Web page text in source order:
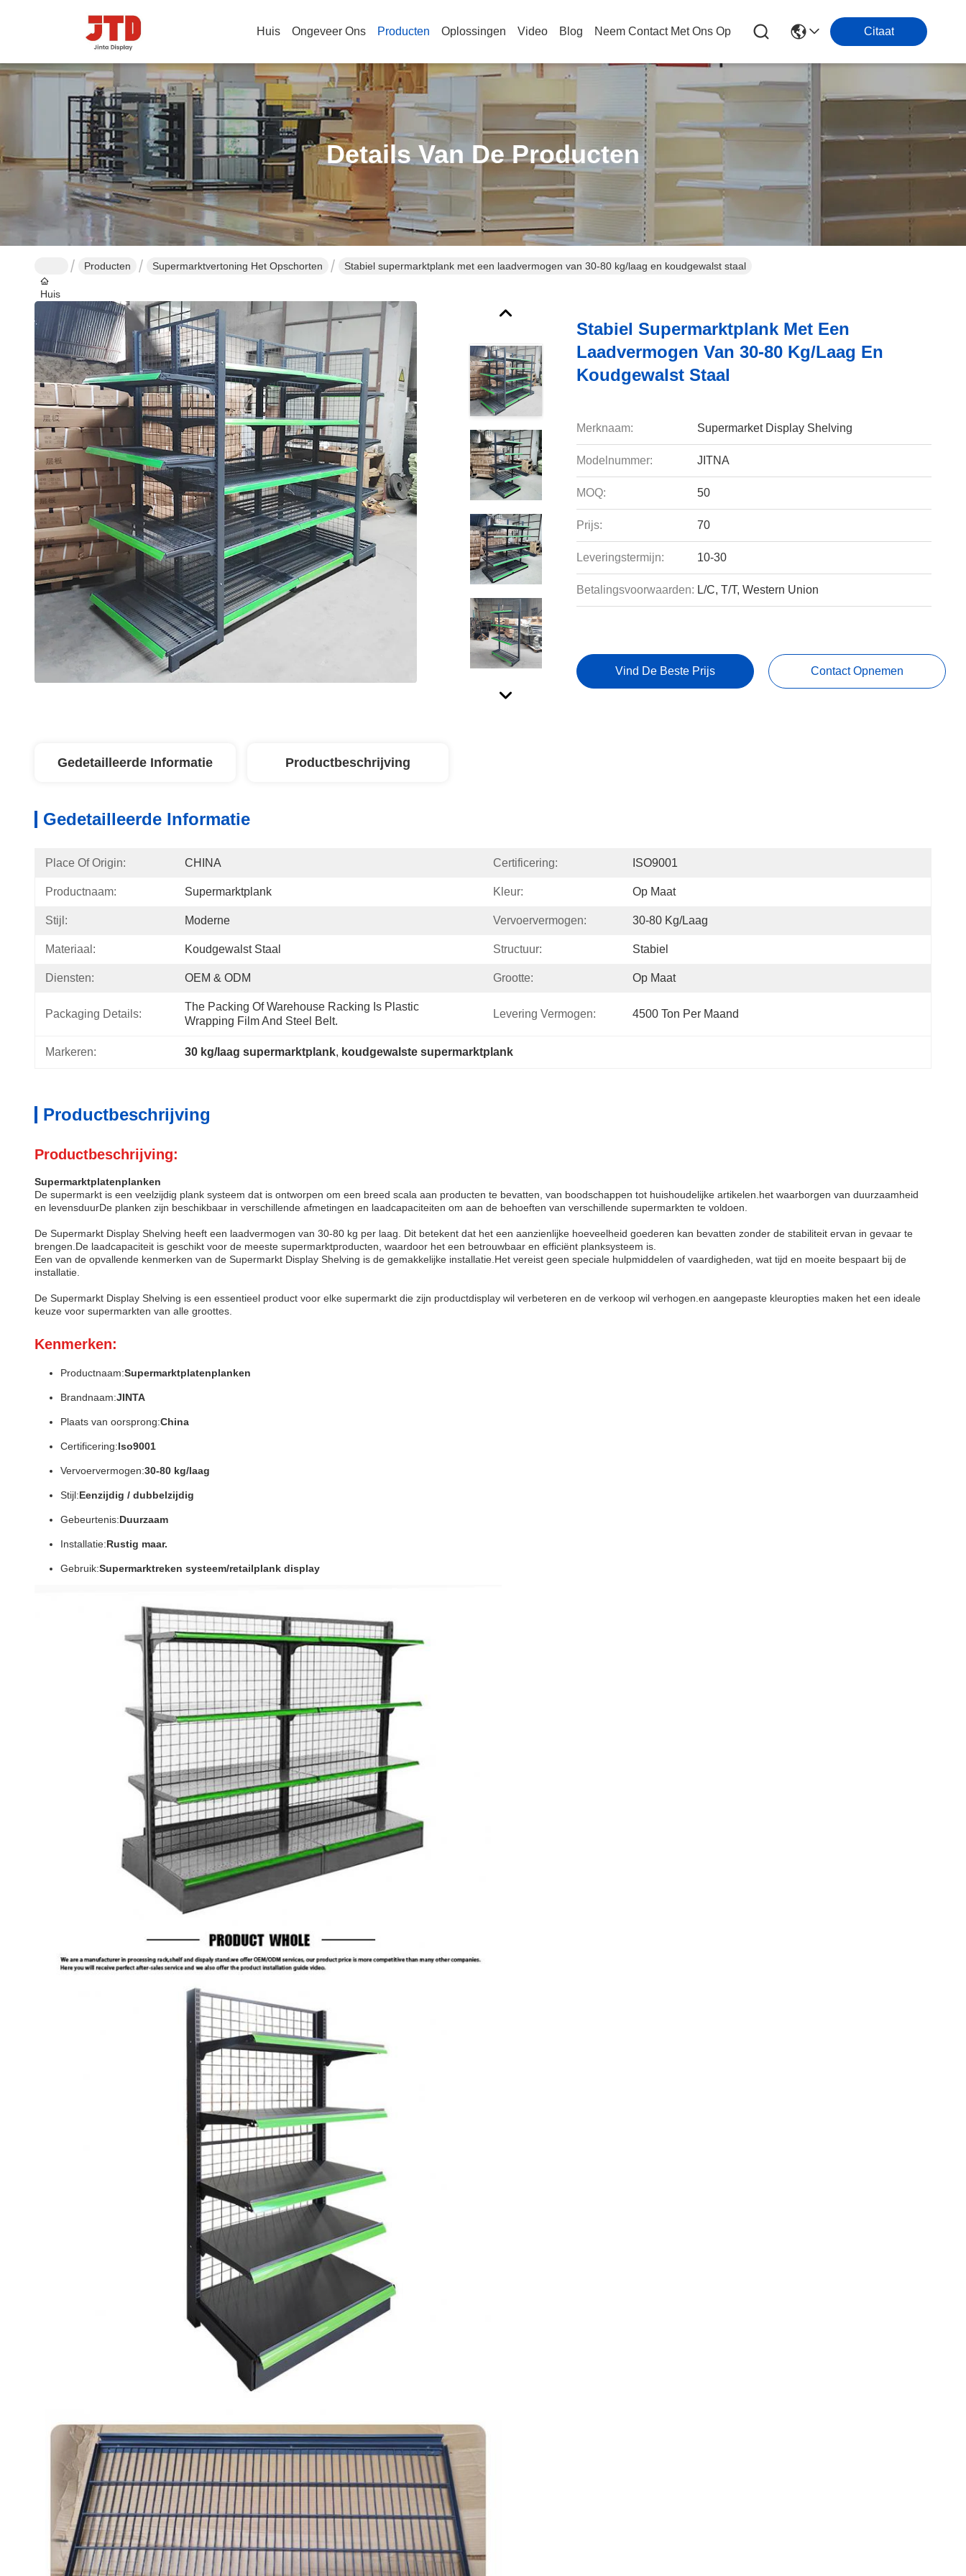
Huis Ongeveer Ons Producten Oplossingen Video Blog Neem Contact Met Ons Op Citaat
Details Van De Producten
Huis
Producten Supermarktvertoning Het Opschorten Stabiel supermarktplank met een laadvermogen van 30-80 kg/laag en koudgewalst staal
Stabiel Supermarktplank Met Een
Laadvermogen Van 30-80 Kg/laag En
Koudgewalst Staal
Merknaam: Supermarket Display Shelving
Modelnummer: JITNA
MOQ: 50
Prijs: 70
Leveringstermijn: 10-30
Betalingsvoorwaarden: L/C, T/T, Western Union
Vind De Beste Prijs Contact Opnemen
Gedetailleerde Informatie Productbeschrijving
Gedetailleerde Informatie
Place Of Origin: CHINA Certificering: ISO9001
Productnaam: Supermarktplank Kleur: Op Maat
Stijl: Moderne Vervoervermogen: 30-80 Kg/laag
Materiaal: Koudgewalst Staal Structuur: Stabiel
Diensten: OEM & ODM Grootte: Op Maat
Packaging Details:
The Packing Of Warehouse Racking Is Plastic
Wrapping Film And Steel Belt.
Levering Vermogen: 4500 Ton Per Maand
Markeren: 30 kg/laag supermarktplank, koudgewalste supermarktplank
Productbeschrijving
Productbeschrijving:
Supermarktplatenplanken
De supermarkt is een veelzijdig plank systeem dat is ontworpen om een breed scala aan producten te bevatten, van boodschappen tot huishoudelijke artikelen.het waarborgen van duurzaamheid
en levensduurDe planken zijn beschikbaar in verschillende afmetingen en laadcapaciteiten om aan de behoeften van verschillende supermarkten te voldoen.
De Supermarkt Display Shelving heeft een laadvermogen van 30-80 kg per laag. Dit betekent dat het een aanzienlijke hoeveelheid goederen kan bevatten zonder de stabiliteit ervan in gevaar te
brengen.De laadcapaciteit is geschikt voor de meeste supermarktproducten, waardoor het een betrouwbaar en efficiënt planksysteem is.
Een van de opvallende kenmerken van de Supermarkt Display Shelving is de gemakkelijke installatie.Het vereist geen speciale hulpmiddelen of vaardigheden, wat tijd en moeite bespaart bij de
installatie.
De Supermarkt Display Shelving is een essentieel product voor elke supermarkt die zijn productdisplay wil verbeteren en de verkoop wil verhogen.en aangepaste kleuropties maken het een ideale
keuze voor supermarkten van alle groottes.
Kenmerken:
Productnaam:Supermarktplatenplanken
Brandnaam:JINTA
Plaats van oorsprong:China
Certificering:Iso9001
Vervoervermogen:30-80 kg/laag
Stijl:Eenzijdig / dubbelzijdig
Gebeurtenis:Duurzaam
Installatie:Rustig maar.
Gebruik:Supermarktreken systeem/retailplank display